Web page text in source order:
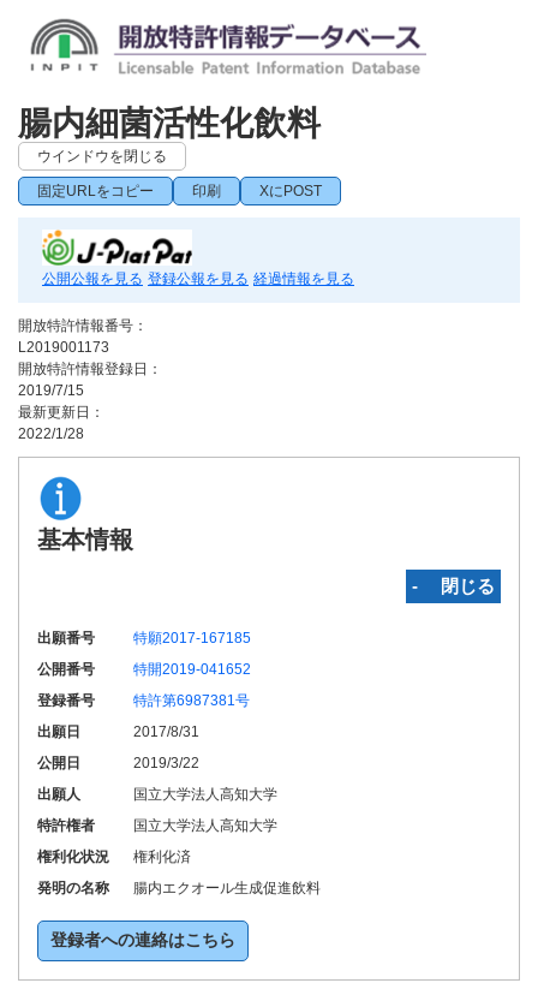
腸内細菌活性化飲料
ウインドウを閉じる
固定URLをコピー 印刷 XにPOST
公開公報を見る 登録公報を見る 経過情報を見る
開放特許情報番号：
L2019001173
開放特許情報登録日：
2019/7/15
最新更新日：
2022/1/28
基本情報
‐ 閉じる
出願番号
特願2017-167185
公開番号
特開2019-041652
登録番号
特許第6987381号
出願日
2017/8/31
公開日
2019/3/22
出願人
国立大学法人高知大学
特許権者
国立大学法人高知大学
権利化状況
権利化済
発明の名称
腸内エクオール生成促進飲料
登録者への連絡はこちら